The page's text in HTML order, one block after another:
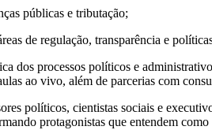
públicas e tributação;
de regulação, transparência e
dos processos políticos e
ao vivo, além de parcerias com
políticos, cientistas sociais e
protagonistas que entendem